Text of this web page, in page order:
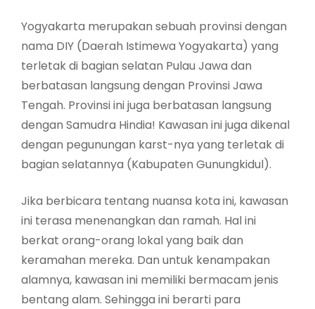
Yogyakarta merupakan sebuah provinsi dengan
nama DIY (Daerah Istimewa Yogyakarta) yang
terletak di bagian selatan Pulau Jawa dan
berbatasan langsung dengan Provinsi Jawa
Tengah. Provinsi ini juga berbatasan langsung
dengan Samudra Hindia! Kawasan ini juga dikenal
dengan pegunungan karst-nya yang terletak di
bagian selatannya (Kabupaten Gunungkidul).
Jika berbicara tentang nuansa kota ini, kawasan
ini terasa menenangkan dan ramah. Hal ini
berkat orang-orang lokal yang baik dan
keramahan mereka. Dan untuk kenampakan
alamnya, kawasan ini memiliki bermacam jenis
bentang alam. Sehingga ini berarti para